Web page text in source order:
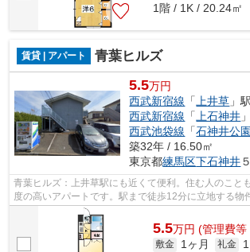
1階 / 1K / 20.24㎡
賃貸 | アパート 青葉ヒルズ
5.5万円
西武新宿線 「 上井草 」
西武新宿線 「 上石神井
西武池袋線 「石神井公園
築32年 / 16.50㎡
東京都練馬区下石神井
青葉ヒルズ：上井草駅にも近くて便利。住む人のこと
度の高いアパートです。駅まで徒歩12分に立地する物
の物件なら、03-5947-4800からいつで...
5.5万円 (管理費等
敷金 1ヶ月 礼金